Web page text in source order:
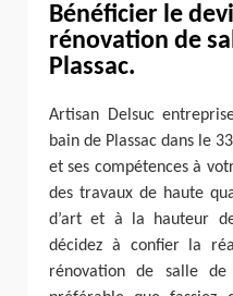
Bénéficier le
rénovation de
Plassac.
Artisan Delsuc
bain de Plassac dans le
et ses compétences à
des travaux de haute
d’art et à la hauteur
décidez à confier la
rénovation de salle